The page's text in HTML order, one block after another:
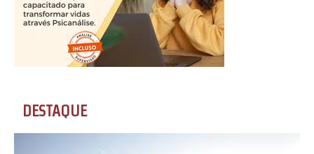
DESTAQUE